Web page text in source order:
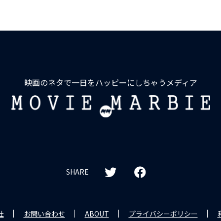
映画のネタで一日をハッピーにしちゃうメディア
MOVIE
MARBIE
SHARE
お問い合わせ ABOUT プライバシーポリシー